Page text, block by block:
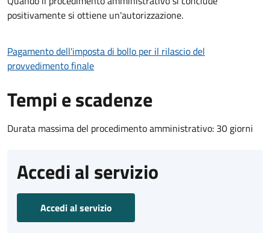
positivamente si ottiene un'autorizzazione.
Pagamento dell'imposta di bollo per il rilascio del
provvedimento finale
Tempi e scadenze
Durata massima del procedimento amministrativo: 30 giorni
Accedi al servizio
Accedi al servizio